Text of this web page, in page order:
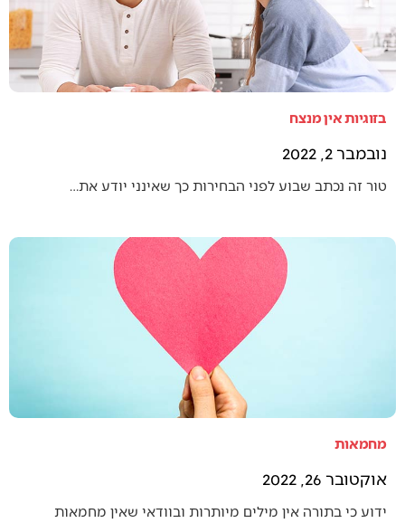
בזוגיות אין מנצח
נובמבר 2, 2022
טור זה נכתב שבוע לפני הבחירות כך שאינני יודע את…
מחמאות
אוקטובר 26, 2022
ידוע כי בתורה אין מילים מיותרות ובוודאי שאין מחמאות